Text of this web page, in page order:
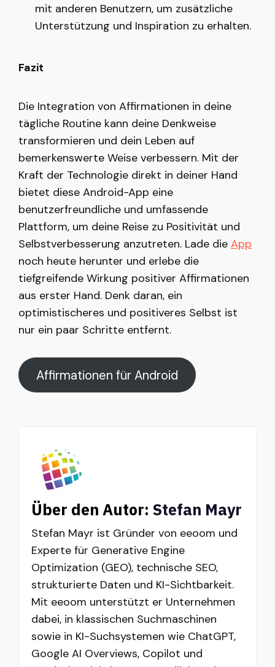
mit anderen Benutzern, um zusätzliche
Unterstützung und Inspiration zu erhalten.
Fazit
Die Integration von Affirmationen in deine
tägliche Routine kann deine Denkweise
transformieren und dein Leben auf
bemerkenswerte Weise verbessern. Mit der
Kraft der Technologie direkt in deiner Hand
bietet diese Android-App eine
benutzerfreundliche und umfassende
Plattform, um deine Reise zu Positivität und
Selbstverbesserung anzutreten. Lade die App
noch heute herunter und erlebe die
tiefgreifende Wirkung positiver Affirmationen
aus erster Hand. Denk daran, ein
optimistischeres und positiveres Selbst ist
nur ein paar Schritte entfernt.
Affirmationen für Android
Über den Autor: Stefan Mayr
Stefan Mayr ist Gründer von eeoom und
Experte für Generative Engine
Optimization (GEO), technische SEO,
strukturierte Daten und KI-Sichtbarkeit.
Mit eeoom unterstützt er Unternehmen
dabei, in klassischen Suchmaschinen
sowie in KI-Suchsystemen wie ChatGPT,
Google AI Overviews, Copilot und